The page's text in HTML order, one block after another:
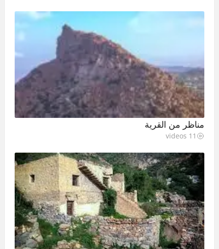
مناظر من القرية
11 videos